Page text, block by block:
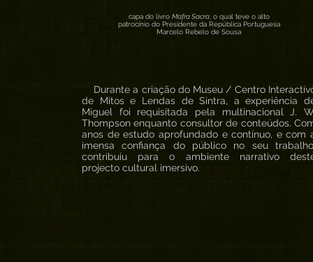
capa do livro Mafra Sacra, o qual teve o alto
patrocínio do Presidente da República Portuguesa
Marcelo Rebelo de Sousa
Durante a criação do Museu / Centro
de Mitos e Lendas de Sintra, a experiência
Miguel foi requisitada pela multinacional J.
Thompson enquanto consultor de conteúdos.
anos de estudo aprofundado e contínuo, e com
imensa confiança do público no seu
contribuiu para o ambiente narrativo
projecto cultural imersivo.